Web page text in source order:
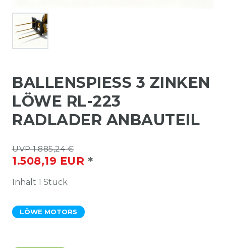
BALLENSPIESS 3 ZINKEN L
ÖWE RL-223 R
ADLADER ANBAUTEIL
UVP 1.885,24 €
1.508,19 EUR *
Inhalt 1 Stück
LÖWE MOTORS